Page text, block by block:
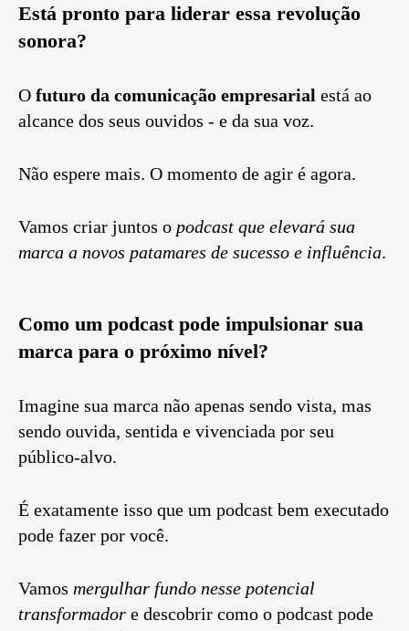
Está pronto para liderar essa revolução
sonora?
O futuro da comunicação empresarial está ao
alcance dos seus ouvidos - e da sua voz.
Não espere mais. O momento de agir é agora.
Vamos criar juntos o podcast que elevará sua
marca a novos patamares de sucesso e influência.
Como um podcast pode impulsionar sua
marca para o próximo nível?
Imagine sua marca não apenas sendo vista, mas
sendo ouvida, sentida e vivenciada por seu
público-alvo.
É exatamente isso que um podcast bem executado
pode fazer por você.
Vamos mergulhar fundo nesse potencial
transformador e descobrir como o podcast pode